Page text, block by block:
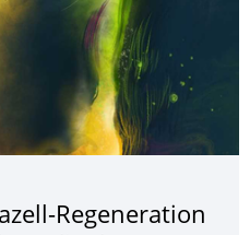
Regeneration